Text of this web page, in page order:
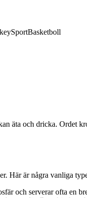
SportBasketboll
äta och dricka. Ordet
Här är några vanliga
och serverar ofta en